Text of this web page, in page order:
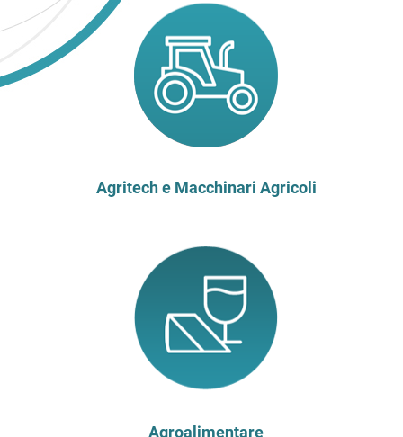
Agritech e Macchinari Agricoli
Agroalimentare